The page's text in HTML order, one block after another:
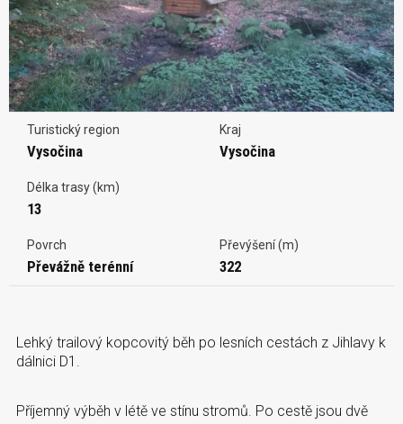
Turistický region
Vysočina
Kraj
Vysočina
Délka trasy (km)
13
Povrch
Převážně terénní
Převýšení (m)
322
Lehký trailový kopcovitý běh po lesních cestách z Jihlavy k
dálnici D1.
Příjemný výběh v létě ve stínu stromů. Po cestě jsou dvě